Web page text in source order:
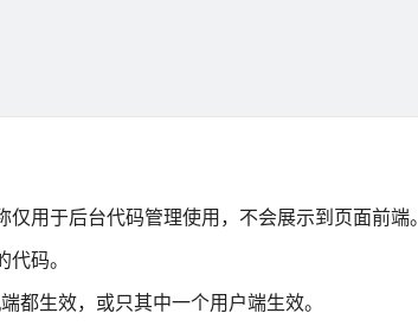
用于后台代码管理使用，不会展示到页面前端。
码。
都生效，或只其中一个用户端生效。